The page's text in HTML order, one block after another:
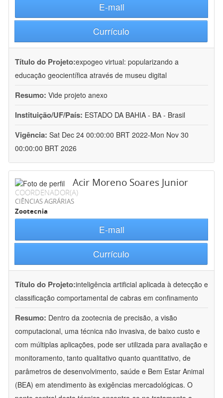
E-mail
Currículo
Título do Projeto:expogeo virtual: popularizando a
educação geocientífica através de museu digital
Resumo: Vide projeto anexo
Instituição/UF/País: ESTADO DA BAHIA - BA - Brasil
Vigência: Sat Dec 24 00:00:00 BRT 2022-Mon Nov 30
00:00:00 BRT 2026
Acir Moreno Soares Junior
COORDENADOR(A)
CIÊNCIAS AGRÁRIAS
Zootecnia
E-mail
Currículo
Título do Projeto:inteligência artificial aplicada à detecção e
classificação comportamental de cabras em confinamento
Resumo: Dentro da zootecnia de precisão, a visão
computacional, uma técnica não invasiva, de baixo custo e
com múltiplas aplicações, pode ser utilizada para avaliação e
monitoramento, tanto qualitativo quanto quantitativo, de
parâmetros de desenvolvimento, saúde e Bem Estar Animal
(BEA) em atendimento às exigências mercadológicas. O